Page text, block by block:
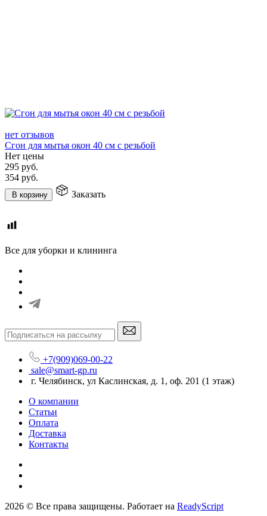
нет отзывов
Сгон для мытья окон 40 см с резьбой
Нет цены
295 руб.
354 руб.
В корзину Заказать
Все для уборки и клининга
+7(909)069-00-22
sale@smart-gp.ru
г. Челябинск, ул Каслинская, д. 1, оф. 201 (1 этаж)
О компании
Статьи
Оплата
Доставка
Контакты
2026 © Все права защищены. Работает на ReadyScript